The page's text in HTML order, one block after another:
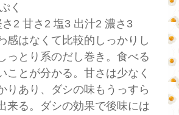
く
2 甘さ2 塩3 出汁2 濃さ3
感はなくて比較的しっかりし
っとり系のだし巻き。食べる
ことが分かる。甘さは少なく
りあり、ダシの味もうっすら
来る。ダシの効果で後味には